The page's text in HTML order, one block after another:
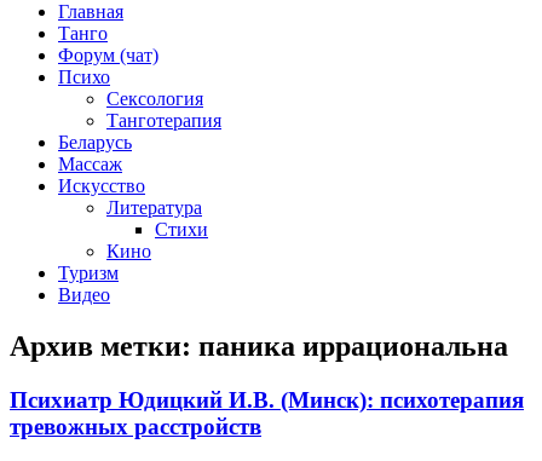
Главная
Танго
Форум (чат)
Психо
Сексология
Танготерапия
Беларусь
Массаж
Искусство
Литература
Стихи
Кино
Туризм
Видео
Архив метки: паника иррациональна
Психиатр Юдицкий И.В. (Минск): психотерапия
тревожных расстройств